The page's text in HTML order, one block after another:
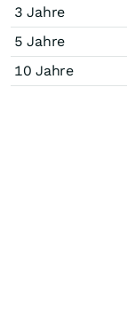
3 Jahre
5 Jahre
10 Jahre